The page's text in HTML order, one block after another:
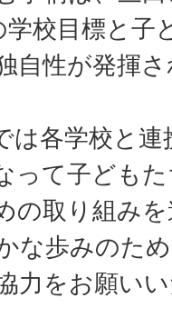
校目標と子
自性が発揮
は各学校と
って子ども
の取り組み
な歩みのた
力をお願い